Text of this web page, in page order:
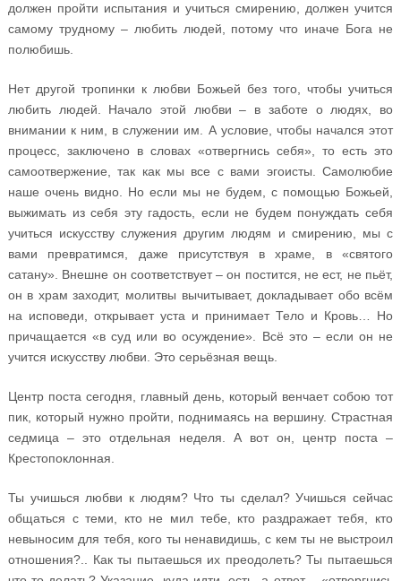
должен пройти испытания и учиться смирению, должен учится
самому трудному – любить людей, потому что иначе Бога не
полюбишь.
Нет другой тропинки к любви Божьей без того, чтобы учиться
любить людей. Начало этой любви – в заботе о людях, во
внимании к ним, в служении им. А условие, чтобы начался этот
процесс, заключено в словах «отвергнись себя», то есть это
самоотвержение, так как мы все с вами эгоисты. Самолюбие
наше очень видно. Но если мы не будем, с помощью Божьей,
выжимать из себя эту гадость, если не будем понуждать себя
учиться искусству служения другим людям и смирению, мы с
вами превратимся, даже присутствуя в храме, в «святого
сатану». Внешне он соответствует – он постится, не ест, не пьёт,
он в храм заходит, молитвы вычитывает, докладывает обо всём
на исповеди, открывает уста и принимает Тело и Кровь… Но
причащается «в суд или во осуждение». Всё это – если он не
учится искусству любви. Это серьёзная вещь.
Центр поста сегодня, главный день, который венчает собою тот
пик, который нужно пройти, поднимаясь на вершину. Страстная
седмица – это отдельная неделя. А вот он, центр поста –
Крестопоклонная.
Ты учишься любви к людям? Что ты сделал? Учишься сейчас
общаться с теми, кто не мил тебе, кто раздражает тебя, кто
невыносим для тебя, кого ты ненавидишь, с кем ты не выстроил
отношения?.. Как ты пытаешься их преодолеть? Ты пытаешься